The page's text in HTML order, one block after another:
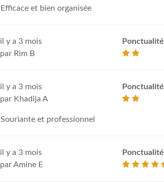
Efficace et bien organisée
il y a 3 mois
par Rim B
Ponctualité
il y a 3 mois
par Khadija A
Ponctualité
Souriante et professionnel
il y a 3 mois
par Amine E
Ponctualité